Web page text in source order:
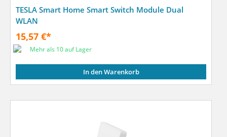
TESLA Smart Home Smart Switch Module Dual
WLAN
15,57 €*
Mehr als 10 auf Lager
In den Warenkorb